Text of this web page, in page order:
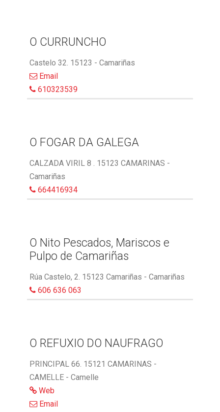
O CURRUNCHO
Castelo 32. 15123 - Camariñas
Email
610323539
O FOGAR DA GALEGA
CALZADA VIRIL 8 . 15123 CAMARINAS -
Camariñas
664416934
O Nito Pescados, Mariscos e
Pulpo de Camariñas
Rúa Castelo, 2. 15123 Camariñas - Camariñas
606 636 063
O REFUXIO DO NAUFRAGO
PRINCIPAL 66. 15121 CAMARINAS -
CAMELLE - Camelle
Web
Email